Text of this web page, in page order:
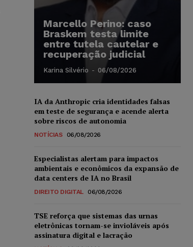
Marcello Perino: caso
Braskem testa limite
entre tutela cautelar e
recuperação judicial
Karina Silvério - 06/08/2026
IA da Anthropic cria identidades falsas
em teste de segurança e acende alerta
sobre riscos de autonomia
NOTÍCIAS 06/08/2026
Especialistas alertam para impactos
ambientais e econômicos da expansão de
data centers de IA no Brasil
DIREITO DIGITAL 06/08/2026
TSE reforça que sistemas das urnas
eletrônicas tornam-se invioláveis após
assinatura digital e lacração